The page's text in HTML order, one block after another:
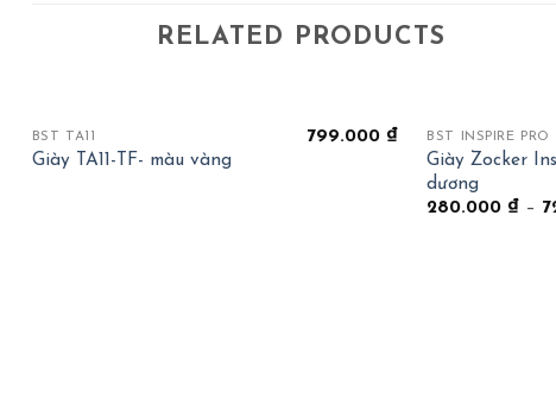
RELATED PRODUCTS
BST TA11
Giày TA11-TF- màu vàng
799.000 ₫ BST INSPIRE PRO
Giày Zocker
dương
280.000 ₫ –